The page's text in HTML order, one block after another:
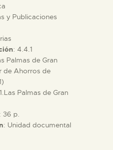
y Publicaciones
: 4.4.1
Palmas de Gran
de Ahorros de
Palmas de Gran
: 36 p.
: Unidad documental